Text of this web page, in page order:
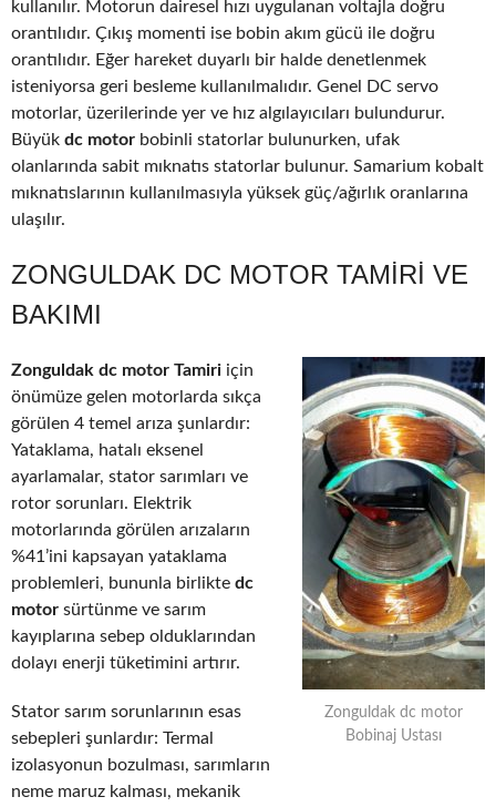
kullanılır. Motorun dairesel hızı uygulanan voltajla doğru
orantılıdır. Çıkış momenti ise bobin akım gücü ile doğru
orantılıdır. Eğer hareket duyarlı bir halde denetlenmek
isteniyorsa geri besleme kullanılmalıdır. Genel DC servo
motorlar, üzerilerinde yer ve hız algılayıcıları bulundurur.
Büyük dc motor bobinli statorlar bulunurken, ufak
olanlarında sabit mıknatıs statorlar bulunur. Samarium kobalt
mıknatıslarının kullanılmasıyla yüksek güç/ağırlık oranlarına
ulaşılır.
ZONGULDAK DC MOTOR TAMIRI VE
BAKIMI
Zonguldak dc motor
Bobinaj Ustası
Zonguldak dc motor Tamiri için
önümüze gelen motorlarda sıkça
görülen 4 temel arıza şunlardır:
Yataklama, hatalı eksenel
ayarlamalar, stator sarımları ve
rotor sorunları. Elektrik
motorlarında görülen arızaların
%41’ini kapsayan yataklama
problemleri, bununla birlikte dc
motor sürtünme ve sarım
kayıplarına sebep olduklarından
dolayı enerji tüketimini artırır.
Stator sarım sorunlarının esas
sebepleri şunlardır: Termal
izolasyonun bozulması, sarımların
neme maruz kalması, mekanik